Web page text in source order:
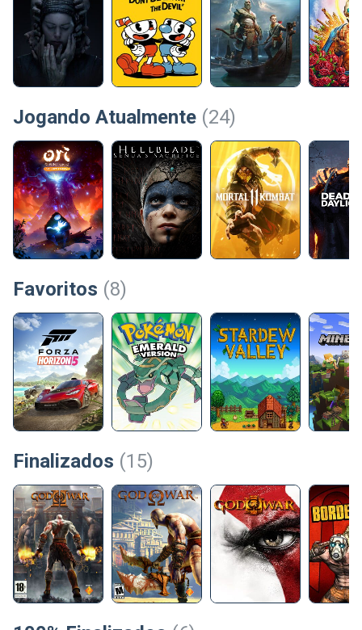
Jogando Atualmente (24)
Favoritos (8)
Finalizados (15)